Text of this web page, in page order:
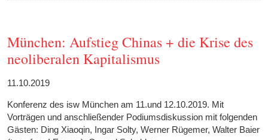
München: Aufstieg Chinas + die Krise des
neoliberalen Kapitalismus
11.10.2019
Konferenz des isw München am 11.und 12.10.2019. Mit
Vorträgen und anschließender Podiumsdiskussion mit folgenden
Gästen: Ding Xiaoqin, Ingar Solty, Werner Rügemer, Walter Baier